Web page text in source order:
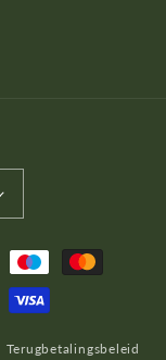
Terugbetalingsbeleid